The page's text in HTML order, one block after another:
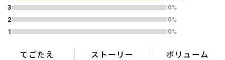
3
0%
2
0%
1
0%
てごたえ ストーリー ボリューム